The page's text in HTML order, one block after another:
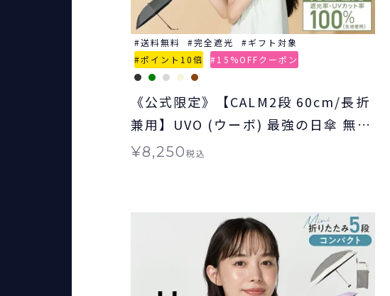
送料無料 完全遮光
ギフト対象
ポイント10倍
15%OFFクーポン
《公式限定》【CALM2段 60cm/長折
兼用】UVO (ウーボ) 最強の日傘 無地
ミニ 日傘 折りたたみ 晴雨兼用 ギフ
¥8,250税込